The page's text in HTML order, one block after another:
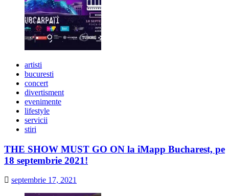
artisti
bucuresti
concert
divertisment
evenimente
lifestyle
servicii
stiri
THE SHOW MUST GO ON la iMapp Bucharest, pe
18 septembrie 2021!
septembrie 17, 2021